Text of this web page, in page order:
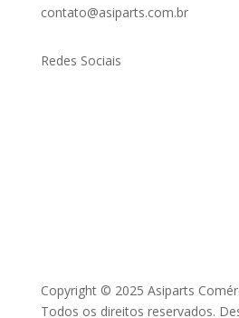
contato@asiparts.com.br
Redes Sociais
Copyright © 2025 Asiparts
Todos os direitos reservados.